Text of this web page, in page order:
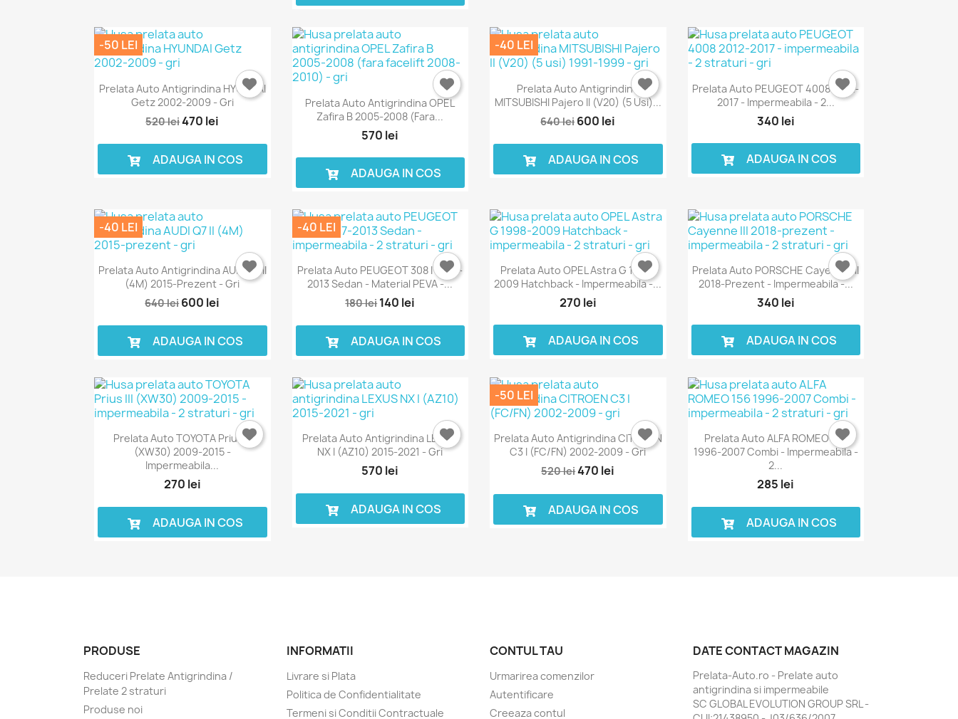
Prelata Auto Antigrindina HYUNDAI
Getz 2002-2009 - Gri
520 lei470 lei
-50 LEI
ADAUGA IN COS
Prelata Auto Antigrindina OPEL
Zafira B 2005-2008 (fara...
570 lei
ADAUGA IN COS
Prelata Auto Antigrindina
MITSUBISHI Pajero II (V20) (5 Usi)...
640 lei600 lei
-40 LEI
ADAUGA IN COS
Prelata Auto PEUGEOT 4008 2012-
2017 - Impermeabila - 2...
340 lei
ADAUGA IN COS
Prelata Auto Antigrindina AUDI Q7 II
(4M) 2015-Prezent - Gri
640 lei600 lei
-40 LEI
ADAUGA IN COS
Prelata Auto PEUGEOT 308 I 2007-
2013 Sedan - Material PEVA -...
180 lei140 lei
-40 LEI
ADAUGA IN COS
Prelata Auto OPEL Astra G 1998-
2009 Hatchback - Impermeabila -...
270 lei
ADAUGA IN COS
Prelata Auto PORSCHE Cayenne III
2018-Prezent - Impermeabila -...
340 lei
ADAUGA IN COS
Prelata Auto TOYOTA Prius III
(XW30) 2009-2015 -
Impermeabila...
270 lei
ADAUGA IN COS
Prelata Auto Antigrindina LEXUS
NX I (AZ10) 2015-2021 - Gri
570 lei
ADAUGA IN COS
Prelata Auto Antigrindina CITROEN
C3 I (FC/FN) 2002-2009 - Gri
520 lei470 lei
-50 LEI
ADAUGA IN COS
Prelata Auto ALFA ROMEO 156
1996-2007 Combi - Impermeabila -
2...
285 lei
ADAUGA IN COS
PRODUSE
Reduceri Prelate Antigrindina /
Prelate 2 straturi
Produse noi
INFORMATII
Livrare si Plata
Politica de Confidentialitate
Termeni si Conditii Contractuale
CONTUL TAU
Urmarirea comenzilor
Autentificare
Creeaza contul
DATE CONTACT MAGAZIN
Prelata-Auto.ro - Prelate auto
antigrindina si impermeabile
SC GLOBAL EVOLUTION GROUP SRL -